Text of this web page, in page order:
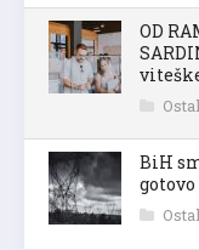
OD
BiH